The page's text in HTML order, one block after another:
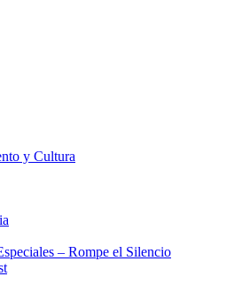
y Cultura
– Rompe el Silencio